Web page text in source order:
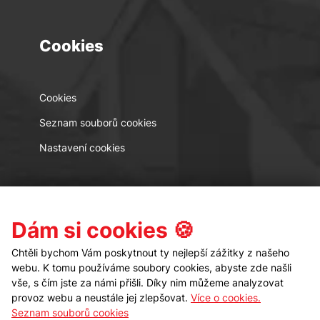
Cookies
Cookies
Seznam souborů cookies
Nastavení cookies
Kontakt Sledujte nás
Dám si cookies 🍪
Chtěli bychom Vám poskytnout ty nejlepší zážitky z našeho
webu. K tomu používáme soubory cookies, abyste zde našli
vše, s čím jste za námi přišli. Díky nim můžeme analyzovat
provoz webu a neustále jej zlepšovat. Více o cookies.
Seznam souborů cookies